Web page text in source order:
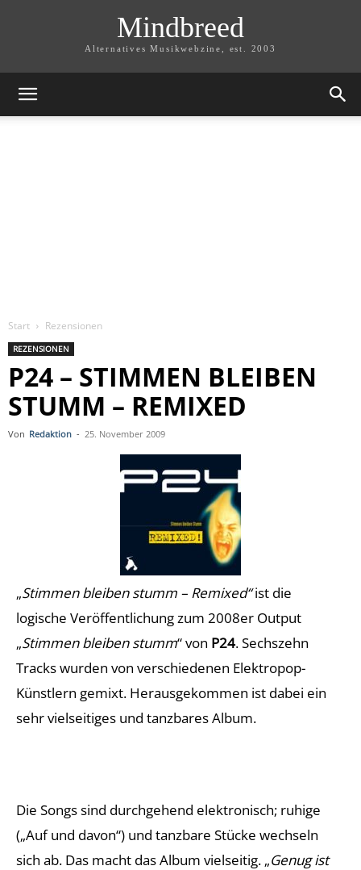
Mindbreed
Alternatives Musikwebzine, est. 2003
Start Rezensionen
REZENSIONEN
P24 – STIMMEN BLEIBEN
STUMM – REMIXED
Von Redaktion - 25. November 2009
„Stimmen bleiben stumm – Remixed“ist die
logische Veröffentlichung zum 2008er Output
„Stimmen bleiben stumm“ von P24. Sechszehn
Tracks wurden von verschiedenen Elektropop-
Künstlern gemixt. Herausgekommen ist dabei ein
sehr vielseitiges und tanzbares Album.
Die Songs sind durchgehend elektronisch; ruhige
(„Auf und davon“) und tanzbare Stücke wechseln
sich ab. Das macht das Album vielseitig. „Genug ist